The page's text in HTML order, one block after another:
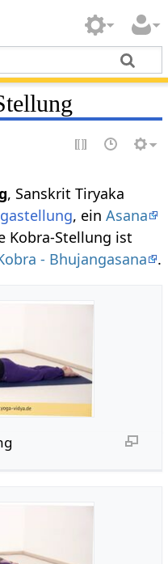
, Sanskrit Tiryaka
, einAsana
Kobra-Stellung ist
- Bhujangasana .